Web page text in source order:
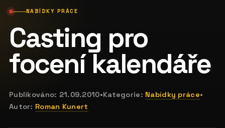
NABÍDKY PRÁCE
Casting pro
focení kalendáře
Publikováno: 21.09.2010•Kategorie: Nabídky práce•
Autor: Roman Kunert